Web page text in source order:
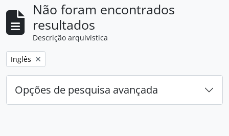
Não foram encontrados
resultados
Descrição arquivística
Remover filtro:
Inglês
Opções de pesquisa avançada